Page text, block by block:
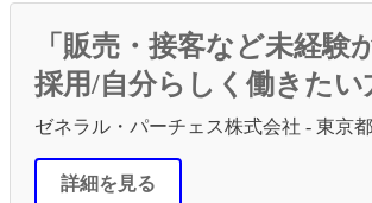
「販売・接客など未経
採用/自分らしく働きた
ゼネラル・パーチェス株式会社 - 東京都
詳細を見る